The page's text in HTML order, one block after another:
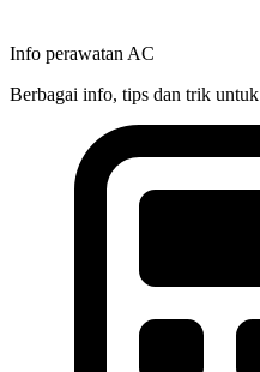
Info perawatan AC
Berbagai info, tips dan trik untuk